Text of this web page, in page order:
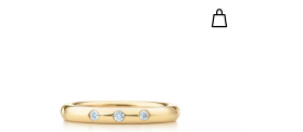
레이어링 밴